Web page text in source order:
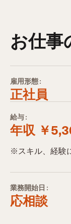
お仕事
雇用形態:
正社員
給与:
年収 ￥
※スキル、経験
業務開始日:
応相談